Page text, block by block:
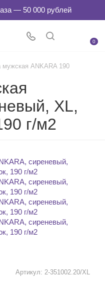
0
мужская ANKARA 190
XL,
г/м2
Артикул: 2-351002.20/XL